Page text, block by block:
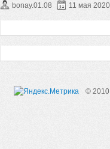
bonay.01.08 11 мая 2020
© 2010